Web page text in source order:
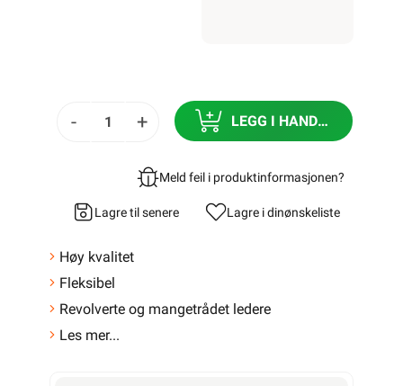
- + LEGG I HANDLEKURV
Meld feil i produktinformasjonen?
Lagre til senere Lagre i dinønskeliste
Høy kvalitet
Fleksibel
Revolverte og mangetrådet ledere
Les mer...